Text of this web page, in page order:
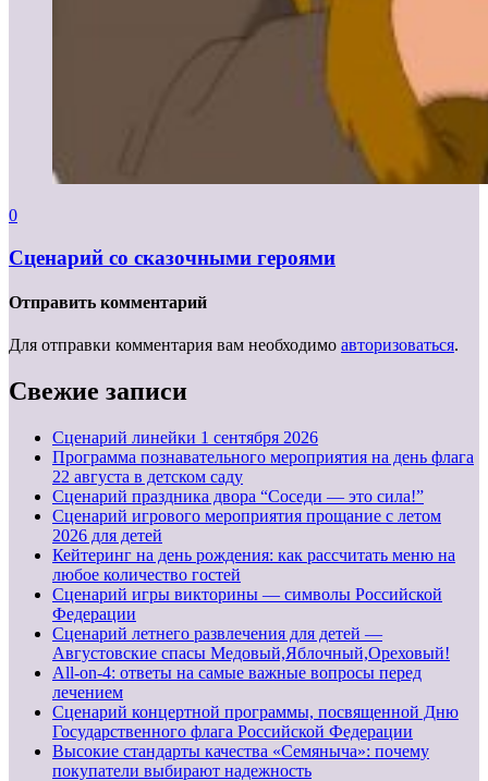
0
Сценарий со сказочными героями
Отправить комментарий
Для отправки комментария вам необходимо авторизоваться.
Свежие записи
Cценарий линейки 1 сентября 2026
Программа познавательного мероприятия на день флага
22 августа в детском саду
Сценарий праздника двора “Соседи — это сила!”
Сценарий игрового мероприятия прощание с летом
2026 для детей
Кейтеринг на день рождения: как рассчитать меню на
любое количество гостей
Сценарий игры викторины — символы Российской
Федерации
Сценарий летнего развлечения для детей —
Августовские спасы Медовый,Яблочный,Ореховый!
All-on-4: ответы на самые важные вопросы перед
лечением
Сценарий концертной программы, посвященной Дню
Государственного флага Российской Федерации
Высокие стандарты качества «Семяныча»: почему
покупатели выбирают надежность